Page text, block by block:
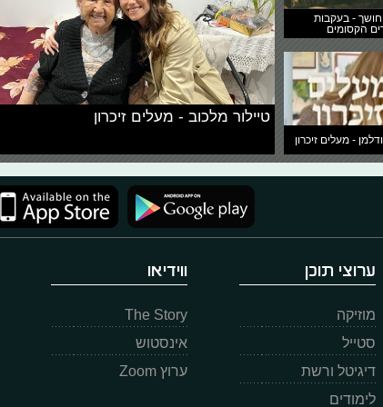
- בעקבות
הקסומים
- מעלים זיכרון
טיילור מלכוב - מעלים זיכרון
ערוצי תוכן
מוזיקה
סטייל
דיגיטל ורשת
לימודים
ווידיאו
The Story
אינסטוש
ערוץ Zoom